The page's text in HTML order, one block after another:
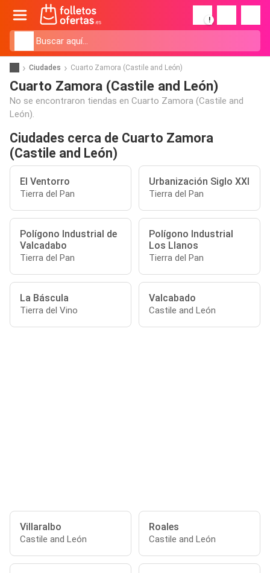
!
Ciudades Cuarto Zamora (Castile and León)
Cuarto Zamora (Castile and León)
No se encontraron tiendas en Cuarto Zamora (Castile and
León).
Ciudades cerca de Cuarto Zamora
(Castile and León)
El Ventorro
Tierra del Pan
Urbanización Siglo XXI
Tierra del Pan
Polígono Industrial de
Valcadabo
Tierra del Pan
Polígono Industrial
Los Llanos
Tierra del Pan
La Báscula
Tierra del Vino
Valcabado
Castile and León
Villaralbo
Castile and León
Roales
Castile and León